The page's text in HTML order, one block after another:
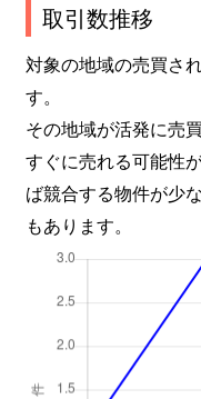
取引数推移
対象の地域の売買さ
す。
その地域が活発に売
すぐに売れる可能性
ば競合する物件が少
もあります。